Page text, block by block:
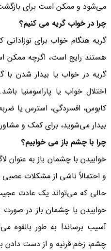
می‌شود و ممکن است برای
چرا در خواب گریه می کنیم؟
گریه هنگام خواب برای
هستند رایج است، اگرچه ممکن
گریه در خواب یا بیدار شدن با
اختلال خواب یا پاراسومنیا
کابوس، افسردگی، استرس یا
بیدار می‌شوید، برای کمک و
چرا با چشم باز می خوابیم؟
خوابیدن با چشمان باز به عنوان
و احتمالاً ناشی از مشکلات
حالی که می‌تواند یک عادت
خوابیدن با چشمان باز در صورت
آسیب برساند! به طور بالقوه
چشم، زخم قرنیه و از دست دادن